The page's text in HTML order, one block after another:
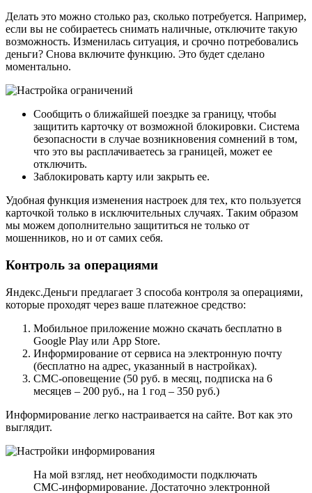
Делать это можно столько раз, сколько потребуется. Например,
если вы не собираетесь снимать наличные, отключите такую
возможность. Изменилась ситуация, и срочно потребовались
деньги? Снова включите функцию. Это будет сделано
моментально.
Сообщить о ближайшей поездке за границу, чтобы
защитить карточку от возможной блокировки. Система
безопасности в случае возникновения сомнений в том,
что это вы расплачиваетесь за границей, может ее
отключить.
Заблокировать карту или закрыть ее.
Удобная функция изменения настроек для тех, кто пользуется
карточкой только в исключительных случаях. Таким образом
мы можем дополнительно защититься не только от
мошенников, но и от самих себя.
Контроль за операциями
Яндекс.Деньги предлагает 3 способа контроля за операциями,
которые проходят через ваше платежное средство:
Мобильное приложение можно скачать бесплатно в
Google Play или App Store.
Информирование от сервиса на электронную почту
(бесплатно на адрес, указанный в настройках).
СМС-оповещение (50 руб. в месяц, подписка на 6
месяцев – 200 руб., на 1 год – 350 руб.)
Информирование легко настраивается на сайте. Вот как это
выглядит.
На мой взгляд, нет необходимости подключать
СМС-информирование. Достаточно электронной